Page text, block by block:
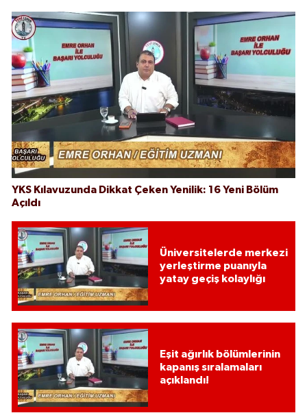
YKS Kılavuzunda Dikkat Çeken Yenilik: 16 Yeni Bölüm
Açıldı
Üniversitelerde merkezi
yerleştirme puanıyla
yatay geçiş kolaylığı
Eşit ağırlık bölümlerinin
kapanış sıralamaları
açıklandı!